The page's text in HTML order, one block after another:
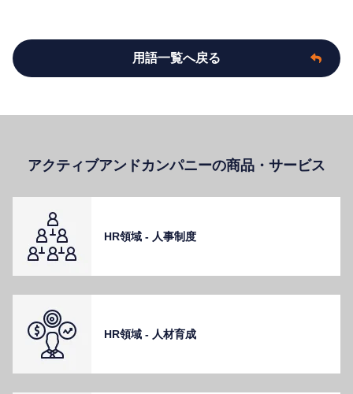
用語一覧へ戻る
アクティブアンドカンパニーの商品・サービス
HR領域 - ⼈事制度
HR領域 - ⼈材育成